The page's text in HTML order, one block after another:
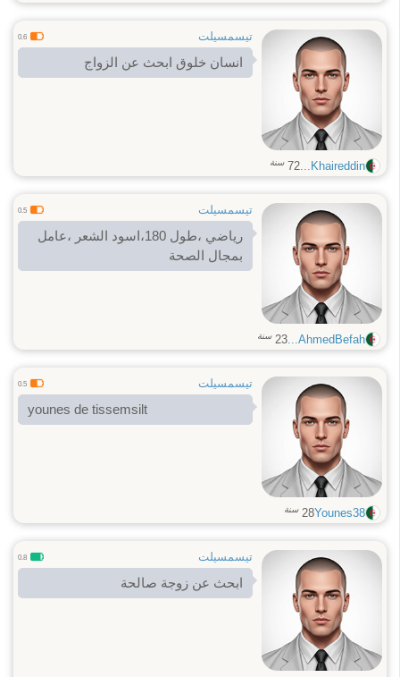
تيسمسيلت 0.6
انسان خلوق ابحث عن الزواج
Khaireddin...
72 سنة
تيسمسيلت 0.5
رياضي ،طول 180،اسود الشعر ،عامل
بمجال الصحة
AhmedBefah...
23 سنة
تيسمسيلت 0.5
younes de tissemsilt
Younes38
28 سنة
تيسمسيلت 0.8
ابحث عن زوجة صالحة